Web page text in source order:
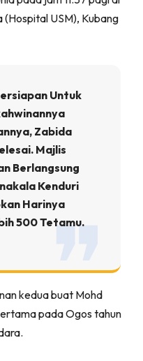
(Hospital USM), Kubang
Untuk
Zabida
Majlis
Berlangsung
Kenduri
Harinya
500 Tetamu.
kedua buat Mohd
pada Ogos tahun